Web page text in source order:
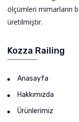
ölçümleri mimarların
üretilmiştir.
Kozza Railing
Anasayfa
Hakkımızda
Ürünlerimiz